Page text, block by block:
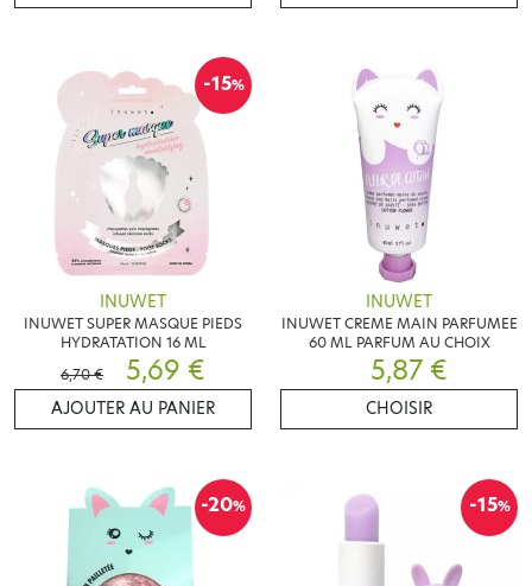
-15%
INUWET
INUWET SUPER MASQUE PIEDS
HYDRATATION 16 ML
6,70 €
5,69 €
AJOUTER AU PANIER
INUWET
INUWET CREME MAIN PARFUMEE
60 ML PARFUM AU CHOIX
5,87 €
CHOISIR
-20% -15%